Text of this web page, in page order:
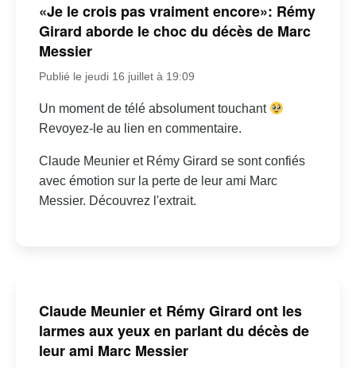
«Je le crois pas vraiment encore»: Rémy
Girard aborde le choc du décès de Marc
Messier
Publié le jeudi 16 juillet à 19:09
Un moment de télé absolument touchant
Revoyez-le au lien en commentaire.
Claude Meunier et Rémy Girard se sont confiés
avec émotion sur la perte de leur ami Marc
Messier. Découvrez l'extrait.
Claude Meunier et Rémy Girard ont les
larmes aux yeux en parlant du décès de
leur ami Marc Messier